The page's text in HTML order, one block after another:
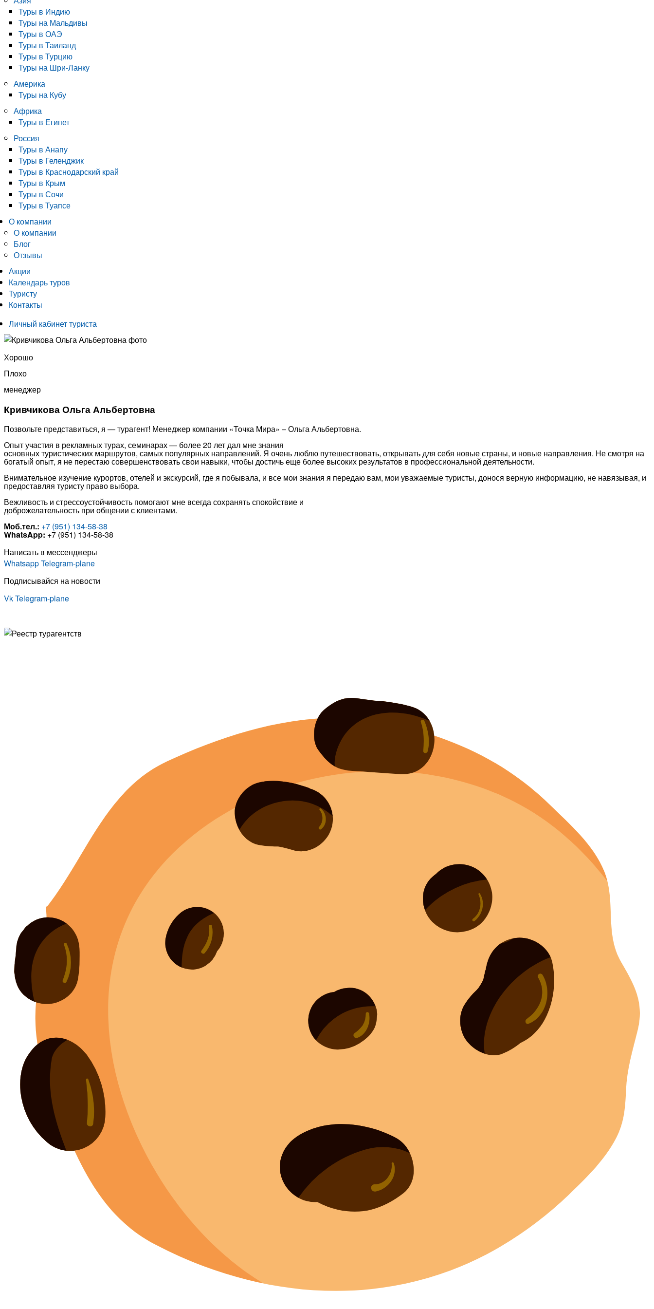
Туры в Индию
Туры на Мальдивы
Туры в ОАЭ
Туры в Таиланд
Туры в Турцию
Туры на Шри-Ланку
Америка
Туры на Кубу
Африка
Туры в Египет
Россия
Туры в Анапу
Туры в Геленджик
Туры в Краснодарский край
Туры в Крым
Туры в Сочи
Туры в Туапсе
О компании
О компании
Блог
Отзывы
Акции
Календарь туров
Туристу
Контакты
Личный кабинет туриста
Хорошо
Плохо
менеджер
Кривчикова Ольга Альбертовна
Позвольте представиться, я — турагент! Менеджер компании «Точка Мира» – Ольга Альбертовна.
Опыт участия в рекламных турах, семинарах — более 20 лет дал мне знания
основных туристических маршрутов, самых популярных направлений. Я очень люблю путешествовать, открывать для себя новые страны, и новые направления. Не смотря на
богатый опыт, я не перестаю совершенствовать свои навыки, чтобы достичь еще более высоких результатов в профессиональной деятельности.
Внимательное изучение курортов, отелей и экскурсий, где я побывала, и все мои знания я передаю вам, мои уважаемые туристы, донося верную информацию, не навязывая, и
предоставляя туристу право выбора.
Вежливость и стрессоустойчивость помогают мне всегда сохранять спокойствие и
доброжелательность при общении с клиентами.
Моб.тел.: +7 (951) 134-58-38
WhatsApp: +7 (951) 134-58-38
Написать в мессенджеры
WhatsappTelegram-plane
Подписывайся на новости
VkTelegram-plane